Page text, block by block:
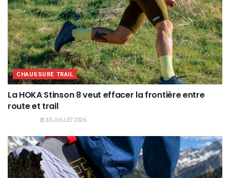
CHAUSSURE TRAIL
La HOKA Stinson 8 veut effacer la frontière entre
route et trail
30 JUILLET 2026